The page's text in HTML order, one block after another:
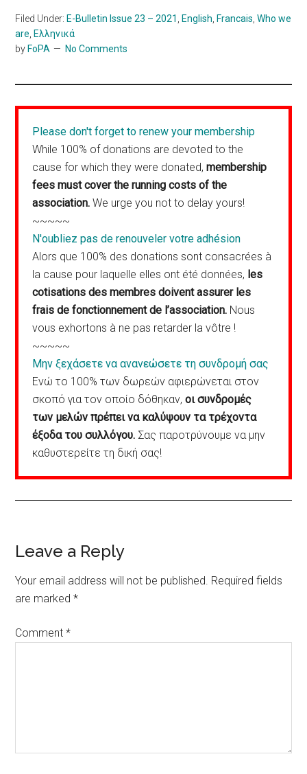
Filed Under: E-Bulletin Issue 23 – 2021 English Francais ,Who we
are Ελληνικά
by FoPA No Comments
Please don't forget to renew your membership
While 100% of donations are devoted to the
cause for which they were donated,membership
fees must cover the running costs of the
association. We urge you not to delay yours!
~~~~~
N'oubliez pas de renouveler votre adhésion
Alors que 100% des donations sont consacrées à
la cause pour laquelle elles ont été données, les
cotisations des membres doivent assurer les
frais de fonctionnement de l’association. Nous
vous exhortons à ne pas retarder la vôtre !
~~~~~
Μην ξεχάσετε να ανανεώσετε τη συνδρομή σας
Ενώ το 100% των δωρεών αφιερώνεται στον
σκοπό για τον οποίο δόθηκαν,οι συνδρομές
των μελών πρέπει να καλύψουν τα τρέχοντα
έξοδα του συλλόγου. Σας παροτρύνουμε να μην
καθυστερείτε τη δική σας!
Reader
Interactions
Leave a Reply
Your email address will not be published. Required fields
are marked*
Comment*